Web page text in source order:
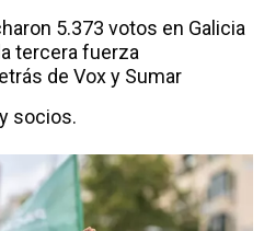
5.373 votos en Galicia
tercera fuerza
de Vox y Sumar
socios.